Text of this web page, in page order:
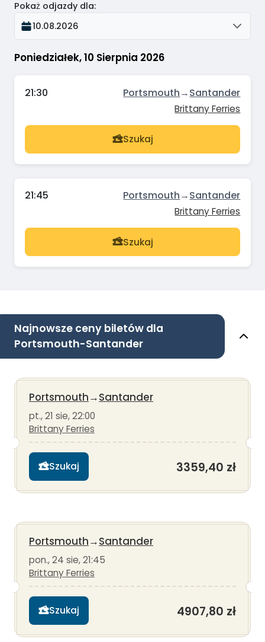
Poniedziałek, 10 Sierpnia 2026
Pokaż odjazdy dla:
10.08.2026
21:30 Portsmouth→Santander
Brittany Ferries
Szukaj
21:45 Portsmouth→Santander
Brittany Ferries
Szukaj
Najnowsze ceny biletów dla
Portsmouth-Santander
Portsmouth→Santander
pt., 21 sie, 22:00
Brittany Ferries
Szukaj 3359,40 zł
Portsmouth→Santander
pon., 24 sie, 21:45
Brittany Ferries
Szukaj 4907,80 zł